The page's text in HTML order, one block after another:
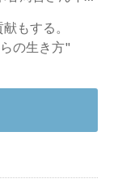
もする。
の生き方"